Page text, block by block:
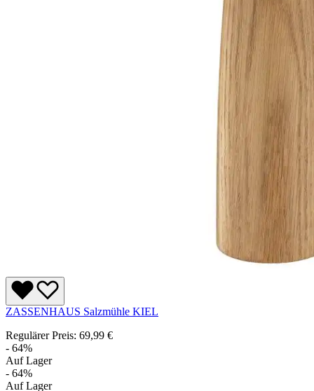
ZASSENHAUS Salzmühle KIEL
Regulärer Preis: 69,99 €
- 64%
Auf Lager
- 64%
Auf Lager